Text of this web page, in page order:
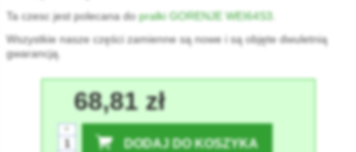
Ta czesc jest polecana dopralki GORENJE WEI64S3
Wszystkie nasze części zamienne są nowe i są objęte dwuletnią
gwarancją.
68,81 zł
DODAJ DO KOSZYKA
+